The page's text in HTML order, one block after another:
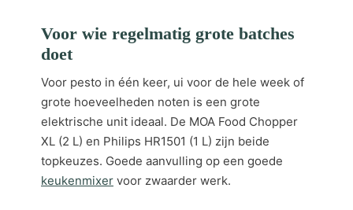
Voor wie regelmatig grote batches
doet
Voor pesto in één keer, ui voor de hele week of
grote hoeveelheden noten is een grote
elektrische unit ideaal. De MOA Food Chopper
XL (2 L) en Philips HR1501 (1 L) zijn beide
topkeuzes. Goede aanvulling op een goede
keukenmixer voor zwaarder werk.